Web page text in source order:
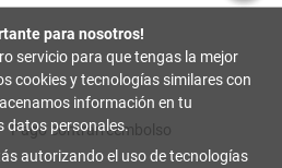
Pago contrarreembolso
para nosotros!
servicio para que tengas la mejor
cookies y tecnologías similares con
información en tu
datos personales.
autorizando el uso de tecnologías